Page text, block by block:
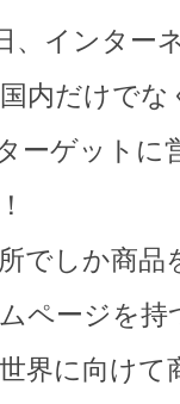
、インター
内だけでな
ーゲットに
でしか商品
ページを持
界に向けて